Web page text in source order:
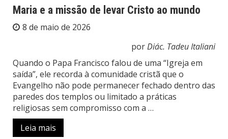
Maria e a missão de levar Cristo ao mundo
8 de maio de 2026
porDiác. Tadeu Italiani
Quando o Papa Francisco falou de uma “Igreja em
saída”, ele recorda à comunidade cristã que o
Evangelho não pode permanecer fechado dentro das
paredes dos templos ou limitado a práticas
religiosas sem compromisso com a …
Leia mais